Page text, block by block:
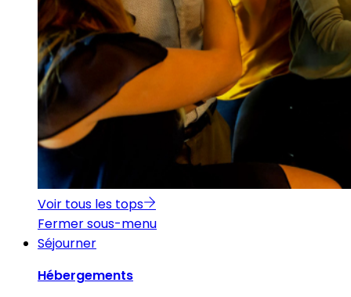
Voir tous les tops
Fermer sous-menu
Séjourner
Hébergements